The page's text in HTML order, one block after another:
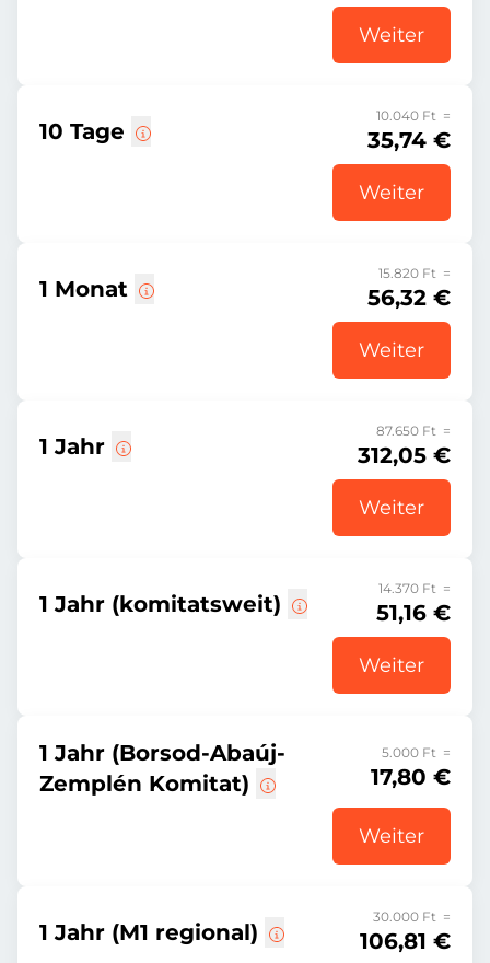
Weiter
10 Tage
10.040 Ft =
35,74 €
Weiter
1 Monat
15.820 Ft =
56,32 €
Weiter
1 Jahr
87.650 Ft =
312,05 €
Weiter
1 Jahr (komitatsweit)
14.370 Ft =
51,16 €
Weiter
1 Jahr (Borsod-Abaúj-
Zemplén Komitat)
5.000 Ft =
17,80 €
Weiter
1 Jahr (M1 regional)
30.000 Ft =
106,81 €